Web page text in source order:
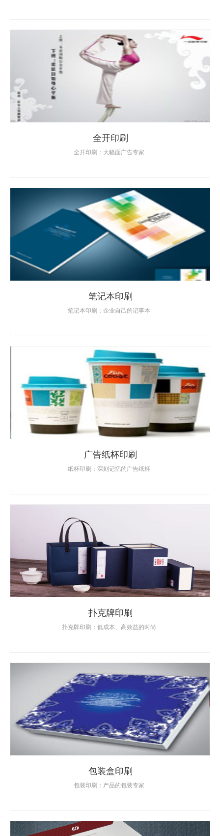
全开印刷
全开印刷：大幅面广告专家
笔记本印刷
笔记本印刷：企业自己的记事本
广告纸杯印刷
纸杯印刷：深刻记忆的广告纸杯
扑克牌印刷
扑克牌印刷：低成本、高效益的时尚
包装盒印刷
包装印刷：产品的包装专家